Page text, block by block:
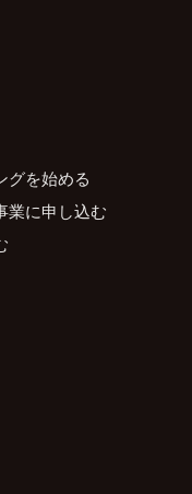
グを始める
業に申し込む